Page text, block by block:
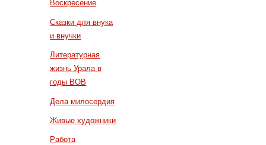
Воскресение
Сказки для внука
и внучки
Литературная
жизнь Урала в
годы ВОВ
Дела милосердия
Живые художники
Работа